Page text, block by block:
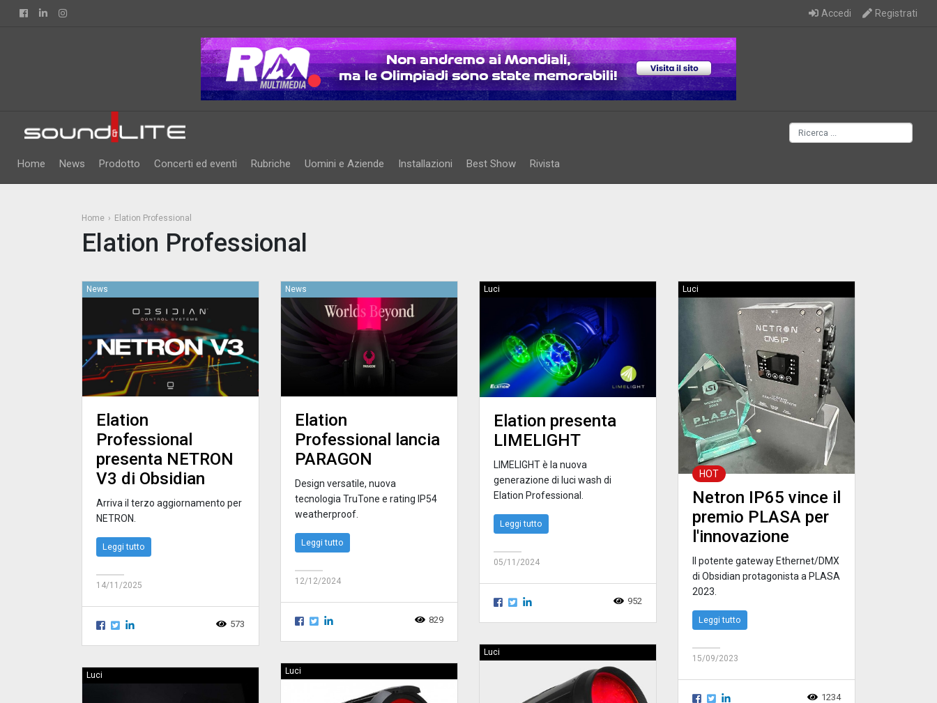
FacebookLinkedin Accedi Registrati
Home News Prodotto Concerti ed eventi Rubriche Uomini e Aziende Installazioni Best Show Rivista
Home Elation Professional
Elation Professional
News
Elation
Professional
presenta NETRON
V3 di Obsidian
Arriva il terzo aggiornamento per
NETRON.
Leggi tutto
14/11/2025
573
News
Elation
Professional lancia
PARAGON
Design versatile, nuova
tecnologia TruTone e rating IP54
weatherproof.
Leggi tutto
12/12/2024
829
Luci
Elation presenta
LIMELIGHT
LIMELIGHT è la nuova
generazione di luci wash di
Elation Professional.
Leggi tutto
05/11/2024
952
Luci
HOT
Netron IP65 vince il
premio PLASA per
l'innovazione
Il potente gateway Ethernet/DMX
di Obsidian protagonista a PLASA
2023.
Leggi tutto
15/09/2023
1234
Luci
Luci
Luci